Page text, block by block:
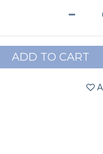
ADD TO CART